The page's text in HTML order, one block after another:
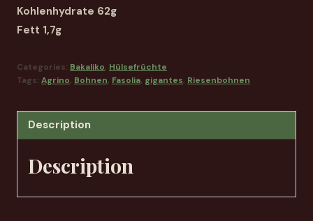
Kohlenhydrate 62g
Fett 1,7g
Categories: Bakaliko, Hülsefrüchte
Tags: Agrino, Bohnen, Fasolia, gigantes, Riesenbohnen
Description
Description